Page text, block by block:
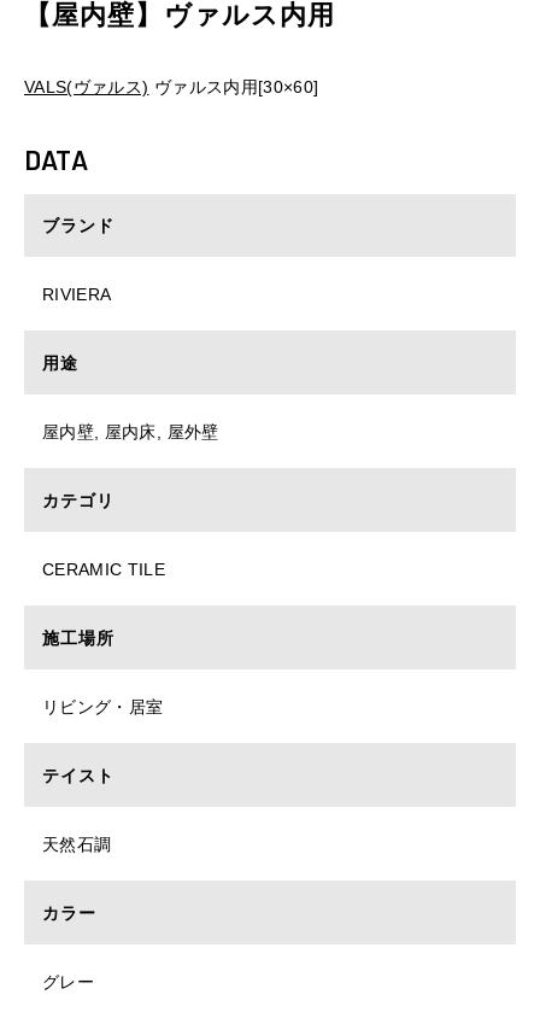
【屋内壁】ヴァルス内用
VALS(ヴァルス) ヴァルス内用[30×60]
DATA
ブランド
RIVIERA
用途
屋内壁, 屋内床, 屋外壁
カテゴリ
CERAMIC TILE
施工場所
リビング・居室
テイスト
天然石調
カラー
グレー